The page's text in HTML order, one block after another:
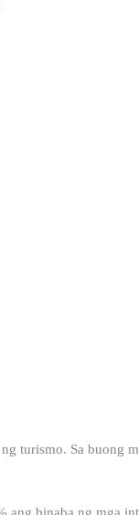
turismo. Sa buong
ang binaba ng mga